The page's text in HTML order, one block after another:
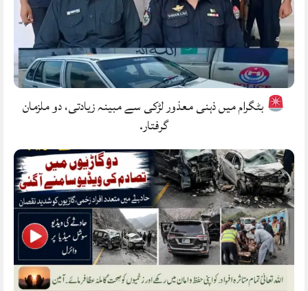
بٹگرام میں ذہنی معذور لڑکی سے مبینہ زیادتی، دو ملزمان
گرفتار.